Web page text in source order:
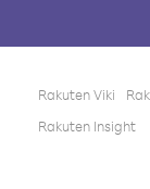
Rakuten Viki
Rakuten Insight